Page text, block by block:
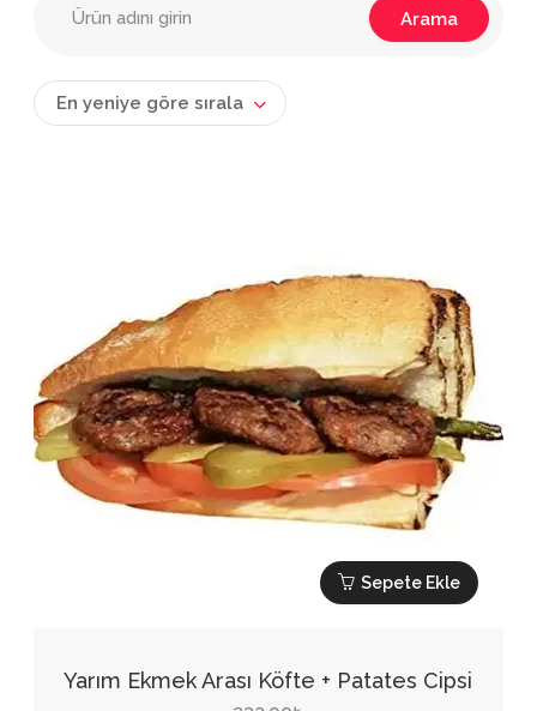
En yeniye göre sırala
Sepete Ekle
Yarım Ekmek Arası Köfte + Patates Cipsi